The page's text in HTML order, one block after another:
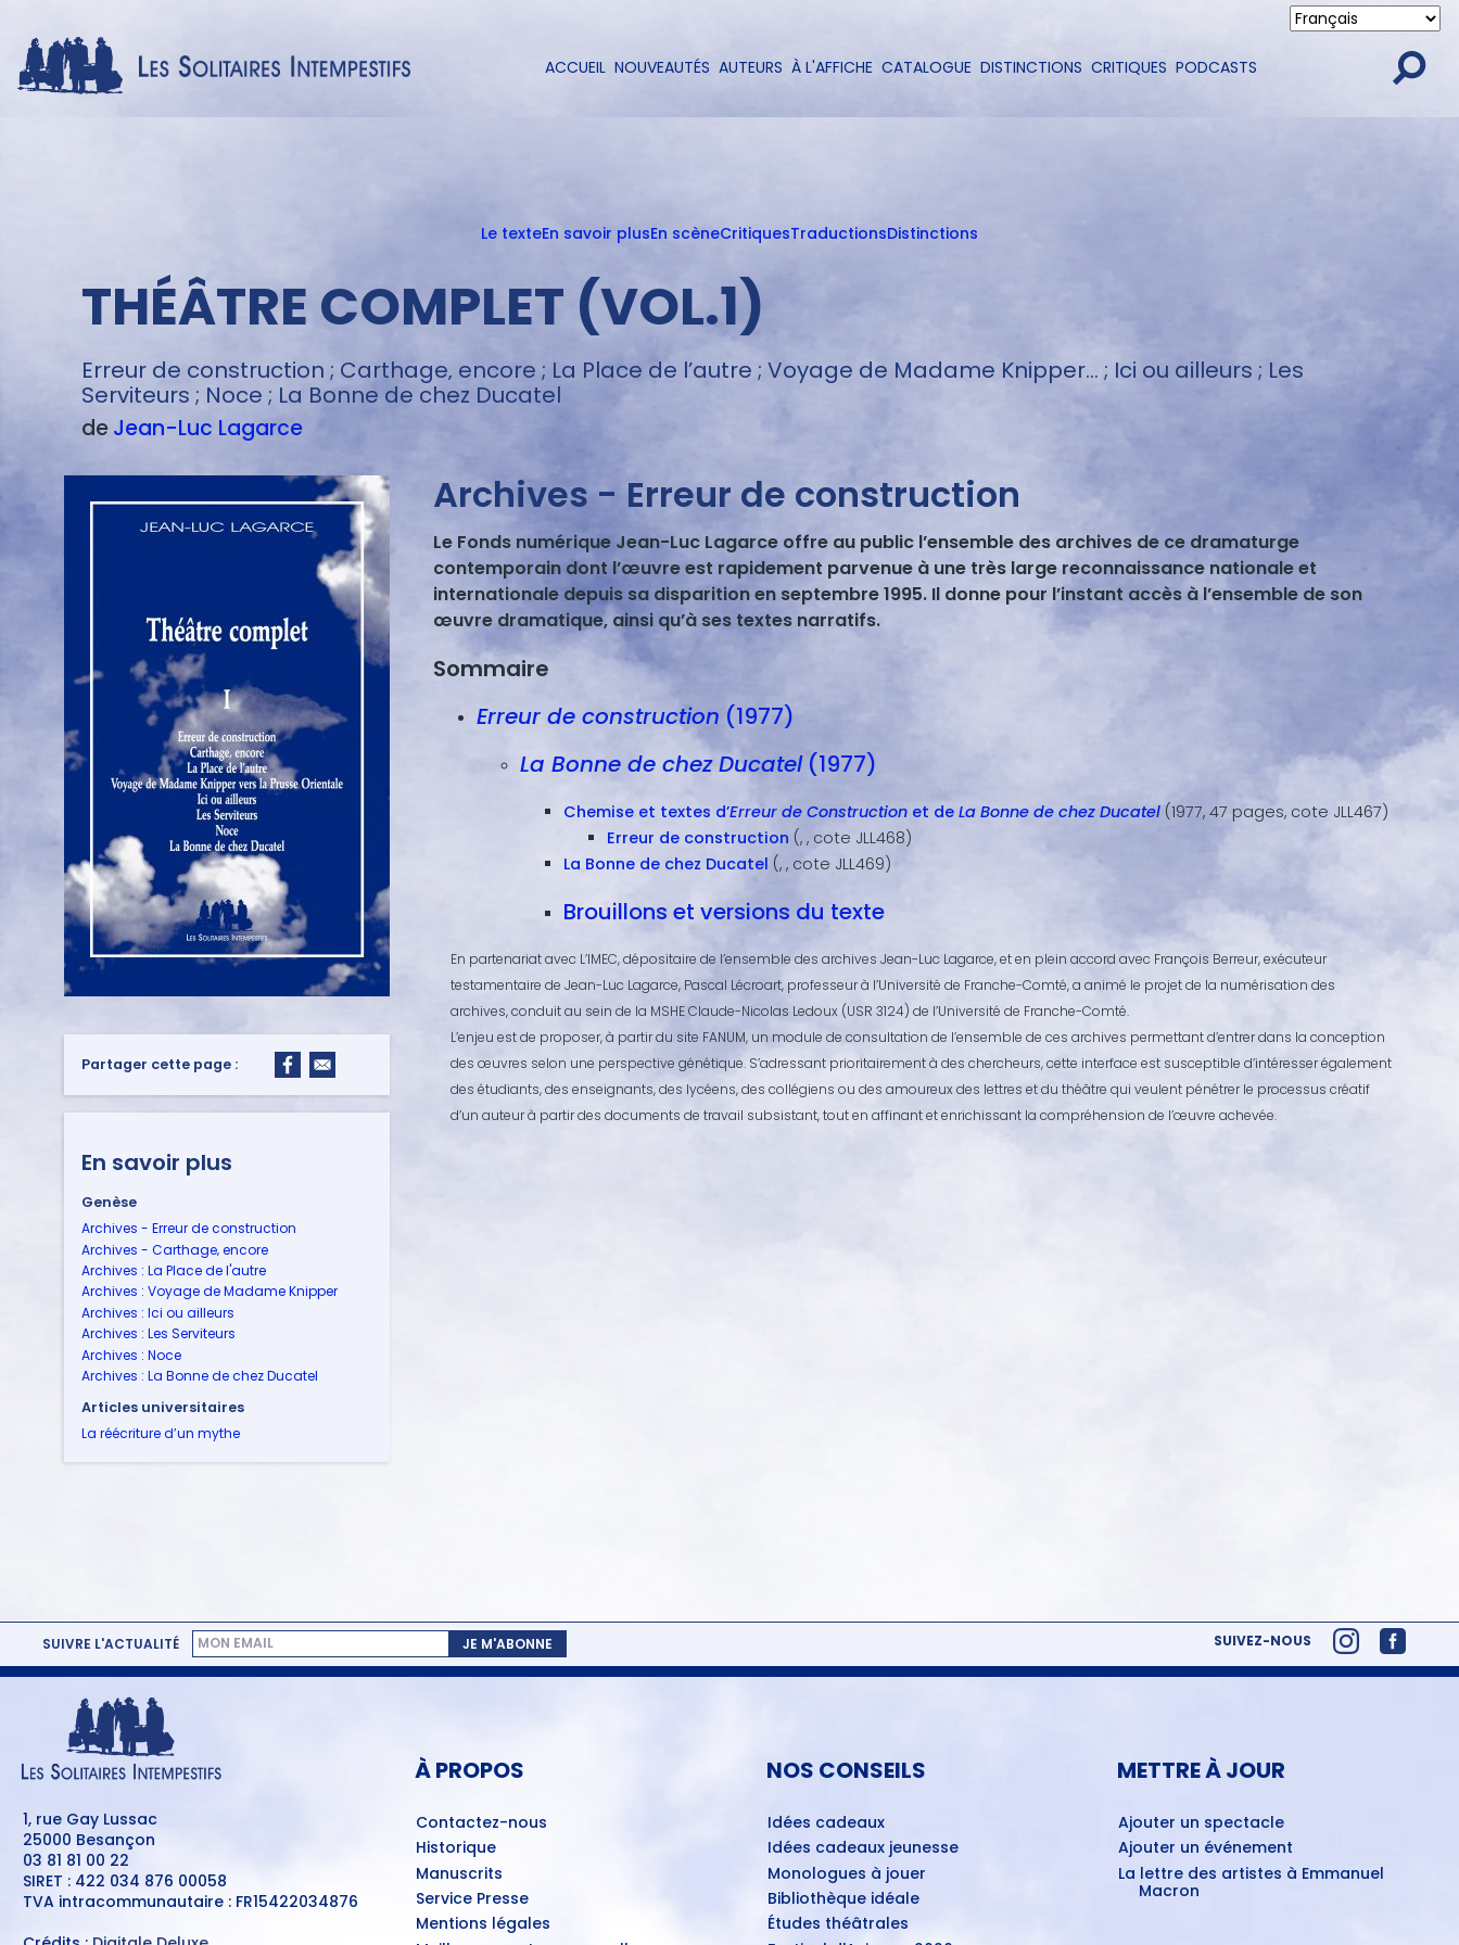
contenu
Navigation
ACCUEIL NOUVEAUTÉS AUTEURS À L'AFFICHE CATALOGUE DISTINCTIONS CRITIQUES PODCASTS
Le texteEn savoir plusEn scèneCritiquesTraductionsDistinctions
THÉÂTRE COMPLET (VOL.1)
Erreur de construction ; Carthage‚ encore ; La Place de l’autre ; Voyage de Madame Knipper... ; Ici ou ailleurs ; Les
Serviteurs ; Noce ; La Bonne de chez Ducatel
deJean-Luc Lagarce
Archives - Erreur de construction
Le Fonds numérique Jean-Luc Lagarce offre au public l’ensemble des archives de ce dramaturge
contemporain dont l’œuvre est rapidement parvenue à une très large reconnaissance nationale et
internationale depuis sa disparition en septembre 1995. Il donne pour l’instant accès à l’ensemble de son
œuvre dramatique, ainsi qu’à ses textes narratifs.
Sommaire
Erreur de construction (1977)
La Bonne de chez Ducatel(1977)
Chemise et textes d’Erreur de Construction et de La Bonne de chez Ducatel (1977, 47 pages, cote JLL467)
Erreur de construction (, , cote JLL468)
La Bonne de chez Ducatel (, , cote JLL469)
Brouillons et versions du texte
En partenariat avec L’IMEC, dépositaire de l’ensemble des archives Jean-Luc Lagarce, et en plein accord avec François Berreur, exécuteur
testamentaire de Jean-Luc Lagarce, Pascal Lécroart, professeur à l’Université de Franche-Comté, a animé le projet de la numérisation des
archives, conduit au sein de la MSHE Claude-Nicolas Ledoux (USR 3124) de l’Université de Franche-Comté.
L’enjeu est de proposer, à partir du site FANUM, un module de consultation de l’ensemble de ces archives permettant d’entrer dans la conception
des œuvres selon une perspective génétique. S’adressant prioritairement à des chercheurs, cette interface est susceptible d’intéresser également
des étudiants, des enseignants, des lycéens, des collégiens ou des amoureux des lettres et du théâtre qui veulent pénétrer le processus créatif
d’un auteur à partir des documents de travail subsistant, tout en affinant et enrichissant la compréhension de l’œuvre achevée.
Partager cette page :
En savoir plus
Genèse
Archives - Erreur de construction
Archives - Carthage‚ encore
Archives : La Place de l'autre
Archives : Voyage de Madame Knipper
Archives : Ici ou ailleurs
Archives : Les Serviteurs
Archives : Noce
Archives : La Bonne de chez Ducatel
Articles universitaires
La réécriture d’un mythe
SUIVRE L'ACTUALITÉ JE M'ABONNE SUIVEZ-NOUS
1, rue Gay Lussac
25000 Besançon
03 81 81 00 22
SIRET : 422 034 876 00058
TVA intracommunautaire : FR15422034876
À PROPOS
Contactez-nous
Historique
Manuscrits
Service Presse
Mentions légales
NOS CONSEILS
Idées cadeaux
Idées cadeaux jeunesse
Monologues à jouer
Bibliothèque idéale
Études théâtrales
METTRE À JOUR
Ajouter un spectacle
Ajouter un événement
La lettre des artistes à Emmanuel
Macron